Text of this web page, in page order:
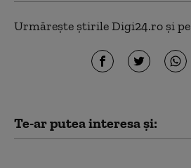
Urmărește știrile Digi24.ro și pe
Te-ar putea interesa și: